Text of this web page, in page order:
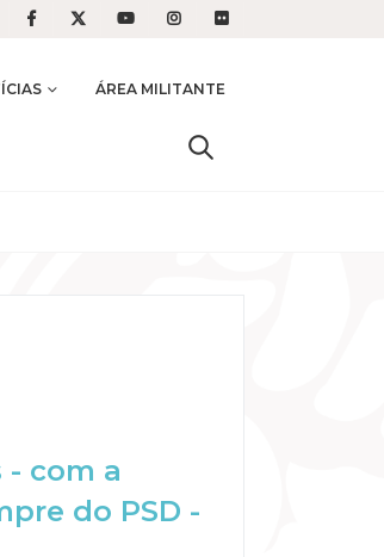
ÁREA MILITANTE
com a
do PSD -